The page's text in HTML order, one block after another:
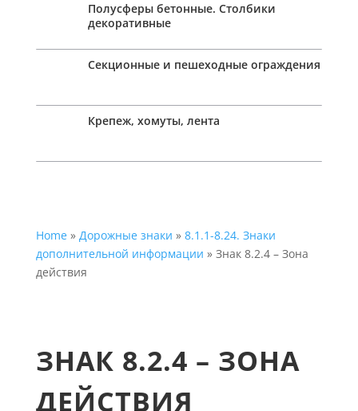
Полусферы бетонные. Столбики
декоративные
Секционные и пешеходные ограждения
Крепеж, хомуты, лента
Home» Дорожные знаки » 8.1.1-8.24. Знаки
дополнительной информации » Знак 8.2.4 – Зона
действия
ЗНАК 8.2.4 – ЗОНА
ДЕЙСТВИЯ